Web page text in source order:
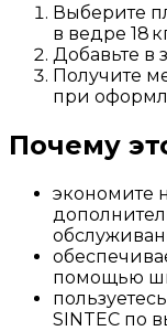
Выберите
в ведре 18
Добавьте в
Получите
при
Почему
экономите
помощью
SINTEC по